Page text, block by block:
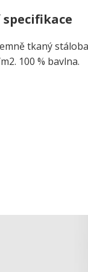
tkaný
100 % bavlna.